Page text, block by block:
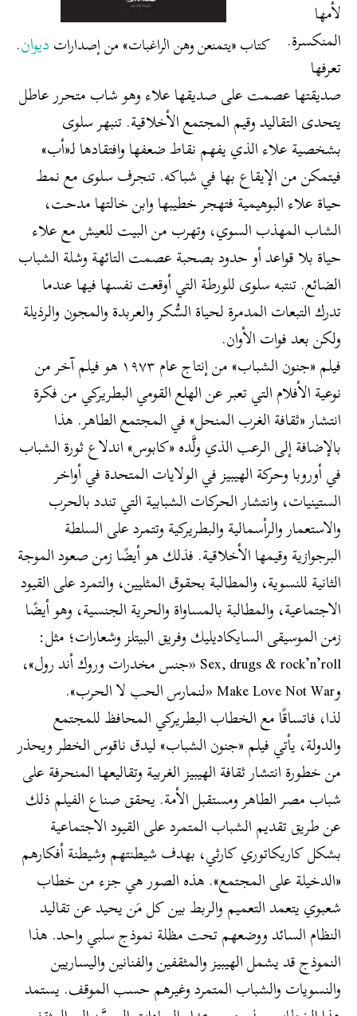
كتاب «يتمنعن وهن الراغبات» من إصداراتديوان.
لأمها
المنكسرة.
تعرفها
صديقتها عصمت على صديقها علاء وهو شاب متحرر عاطل
يتحدى التقاليد وقيم المجتمع الأخلاقية. تنبهر سلوى
بشخصية علاء الذي يفهم نقاط ضعفها وافتقادها لـ«أب»
فيتمكن من الإيقاع بها في شباكه. تنجرف سلوى مع نمط
حياة علاء البوهيمية فتهجر خطيبها وابن خالتها مدحت،
الشاب المهذب السوي، وتهرب من البيت للعيش مع علاء
حياة بلا قواعد أو حدود بصحبة عصمت التائهة وشلة الشباب
الضائع. تنتبه سلوى للورطة التي أوقعت نفسها فيها عندما
تدرك التبعات المدمرة لحياة السُّكر والعربدة والمجون والرذيلة
ولكن بعد فوات الأوان.
فيلم «جنون الشباب» من إنتاج عام ١٩٧٣ هو فيلم آخر من
نوعية الأفلام التي تعبر عن الهلع القومي البطريركي من فكرة
انتشار «ثقافة الغرب المنحل» في المجتمع الطاهر. هذا
بالإضافة إلى الرعب الذي ولَّده «كابوس» اندلاع ثورة الشباب
في أوروبا وحركة الهيبيز في الولايات المتحدة في أواخر
الستينيات، وانتشار الحركات الشبابية التي تندد بالحرب
والاستعمار والرأسمالية والبطريركية وتتمرد على السلطة
البرجوازية وقيمها الأخلاقية. فذلك هو أيضًا زمن صعود الموجة
الثانية للنسوية، والمطالبة بحقوق المثليين، والتمرد على القيود
الاجتماعية، والمطالبة بالمساواة والحرية الجنسية، وهو أيضًا
زمن الموسيقى السايكاديليك وفريق البيتلز وشعارات؛ مثل:
Sex, drugs & rock’n’roll «جنس مخدرات وروك أند رول»،
وMake Love Not War «لنمارس الحب لا الحرب».
لذا، فاتساقًا مع الخطاب البطريركي المحافظ للمجتمع
والدولة، يأتي فيلم «جنون الشباب» ليدق ناقوس الخطر ويحذر
من خطورة انتشار ثقافة الهيبيز الغربية وتقاليعها المنحرفة على
شباب مصر الطاهر ومستقبل الأمة. يحقق صناع الفيلم ذلك
عن طريق تقديم الشباب المتمرد على القيود الاجتماعية
بشكل كاريكاتوري كارثي، بهدف شيطنتهم وشيطنة أفكارهم
«الدخيلة على المجتمع». هذه الصور هي جزء من خطاب
شعبوي يتعمد التعميم والربط بين كل مَن يحيد عن تقاليد
النظام السائد ووضعهم تحت مظلة نموذج سلبي واحد. هذا
النموذج قد يشمل الهيبيز والمثقفين والفنانين واليساريين
والنسويات والشباب المتمرد وغيرهم حسب الموقف. يستمد